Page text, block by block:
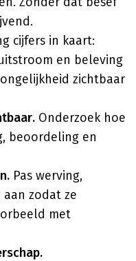
cijfers in kaart:
en beleving
zichtbaar
Onderzoek hoe
beoordeling en
Pas werving,
zodat ze
met